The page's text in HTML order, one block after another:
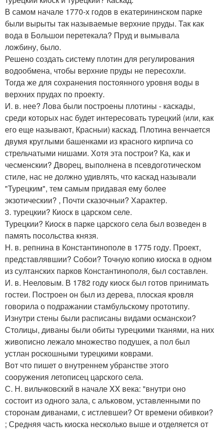
В самом начале 1770-х годов в екатерининском парке
были вырыты так называемые верхние пруды. Так как
вода в Большои перетекала? Пруд и вымывала
ложбину, было.
Решено создать систему плотин для регулирования
водообмена, чтобы верхние пруды не пересохли.
Тогда же для сохранения постоянного уровня воды в
верхних прудах по проекту.
И. в. нее? Лова были построены плотины - каскады,
среди которых нас будет интересовать турецкий (или, как
его еще называют, Красныи) каскад. Плотина венчается
двумя круглыми башенками из красного кирпича со
стрельчатыми нишами. Хотя эта построи? Ка, как и
чесменскии? Дворец, выполнена в псевдоготическом
стиле, нас не должно удивлять, что каскад называли
"Турецким", тем самым придавая ему более
экзотическии? , Почти сказочныи? Характер.
3. турецкии? Киоск в царском селе.
Турецкии? Киоск в парке царского села был возведен в
память посольства князя.
Н. в. репнина в Константинополе в 1775 году. Проект,
представлявшии? Собои? Точную копию киоска в одном
из султанских парков Константинополя, был составлен.
И. в. Нееловым. В 1782 году киоск был готов принимать
гостеи. Построен он был из дерева, плоская кровля
говорила о подражании стамбульскому прототипу.
Изнутри стены были расписаны видами османскои?
Столицы, диваны были обиты турецкими тканями, на них
живописно лежало множество подушек, а пол был
устлан роскошными турецкими коврами.
Вот что пишет о внутреннем убранстве этого
сооружения летописец царского села.
С. Н. вильчковский в начале XX века: "внутри оно
состоит из одного зала, с альковом, уставленными по
сторонам диванами, с истлевшеи? От времени обивкои?
; Средняя часть киоска несколько выше и отделяется от